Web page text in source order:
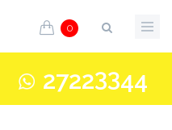
0
27223344